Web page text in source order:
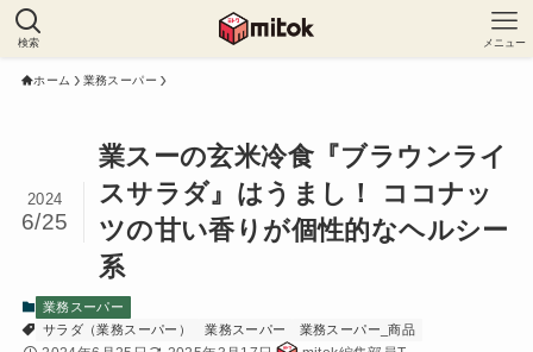
検索 メニュー
ホーム 業務スーパー
業スーの玄米冷食『ブラウンライ
スサラダ』はうまし！ ココナッ
ツの甘い香りが個性的なヘルシー
系
2024
6/25
業務スーパー
サラダ（業務スーパー）
業務スーパー 業務スーパー_商品